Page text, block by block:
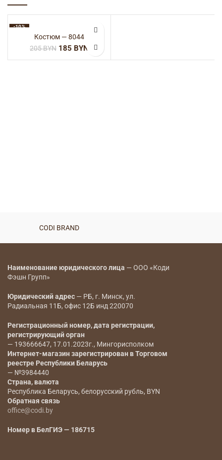
-10%
Костюм — 8044
205BYN 185 BYN
CODI BRAND
Наименование юридического лица — ООО «Коди
Фэшн Групп»
Юридический адрес — РБ, г. Минск, ул.
Радиальная 11Б, офис 12Б инд 220070
Регистрационный номер, дата регистрации,
регистрирующий орган
— 193666647, 17.01.2023г., Мингорисполком
Интернет-магазин зарегистрирован в Торговом
реестре Республики Беларусь
— №3984440
Страна, валюта
Республика Беларусь, белорусский рубль, BYN
Обратная связь
office@codi.by
Номер в БелГИЭ — 186715